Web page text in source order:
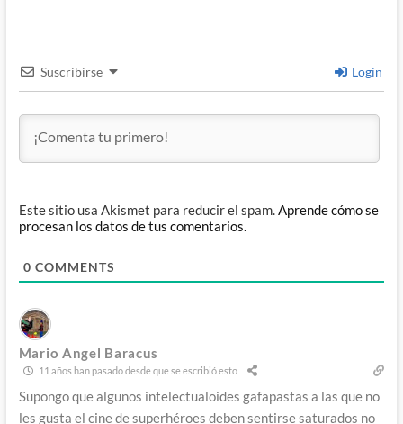
Suscribirse Login
Este sitio usa Akismet para reducir el spam.Aprende cómo se
procesan los datos de tus comentarios.
0 COMMENTS
Mario Angel Baracus
11 años han pasado desde que se escribió esto
Supongo que algunos intelectualoides gafapastas a las que no
les gusta el cine de superhéroes deben sentirse saturados no